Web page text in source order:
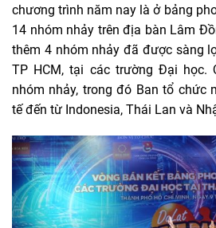
chương trình năm nay là ở bảng
14 nhóm nhảy trên địa bàn Lâm
thêm 4 nhóm nhảy đã được sàng
TP HCM, tại các trường Đại học.
nhóm nhảy, trong đó Ban tổ chức
tế đến từ Indonesia, Thái Lan và